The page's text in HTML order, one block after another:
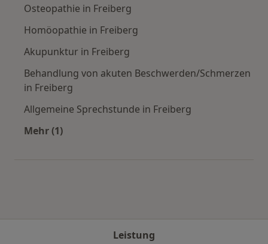
Osteopathie in Freiberg
Homöopathie in Freiberg
Akupunktur in Freiberg
Behandlung von akuten Beschwerden/Schmerzen
in Freiberg
Allgemeine Sprechstunde in Freiberg
Mehr (1)
Leistung